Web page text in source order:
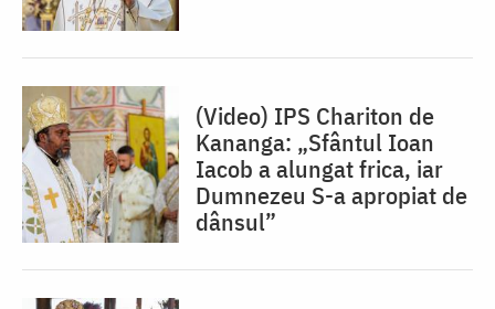
(Video) IPS Chariton de
Kananga: „Sfântul Ioan
Iacob a alungat frica, iar
Dumnezeu S-a apropiat de
dânsul”